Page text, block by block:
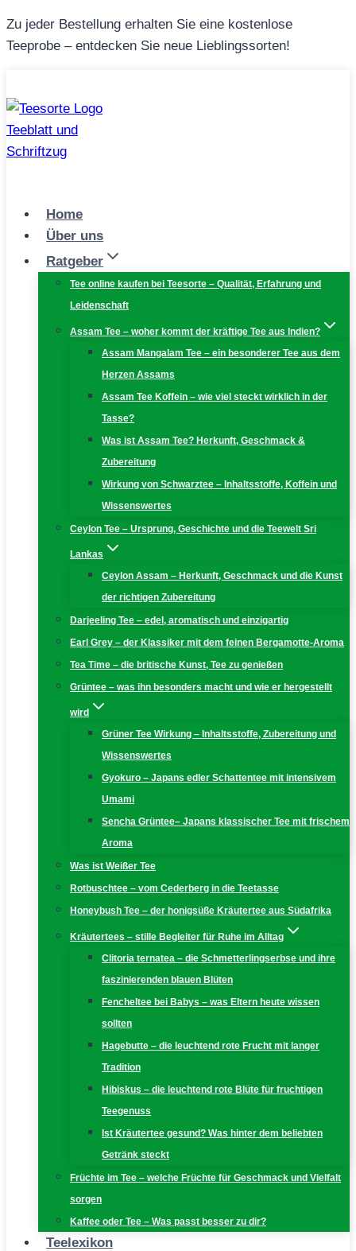
Zum
Inhalt
Zu jeder Bestellung erhalten Sie eine kostenlose
Teeprobe – entdecken Sie neue Lieblingssorten!
Home
Über uns
Ratgeber
Tee online kaufen bei Teesorte – Qualität, Erfahrung und
Leidenschaft
Assam Tee – woher kommt der kräftige Tee aus Indien?
Assam Mangalam Tee – ein besonderer Tee aus dem
Herzen Assams
Assam Tee Koffein – wie viel steckt wirklich in der
Tasse?
Was ist Assam Tee? Herkunft, Geschmack &
Zubereitung
Wirkung von Schwarztee – Inhaltsstoffe, Koffein und
Wissenswertes
Ceylon Tee – Ursprung, Geschichte und die Teewelt Sri
Lankas
Ceylon Assam – Herkunft, Geschmack und die Kunst
der richtigen Zubereitung
Darjeeling Tee – edel, aromatisch und einzigartig
Earl Grey – der Klassiker mit dem feinen Bergamotte-Aroma
Tea Time – die britische Kunst, Tee zu genießen
Grüntee – was ihn besonders macht und wie er hergestellt
wird
Grüner Tee Wirkung – Inhaltsstoffe, Zubereitung und
Wissenswertes
Gyokuro – Japans edler Schattentee mit intensivem
Umami
Sencha Grüntee– Japans klassischer Tee mit frischem
Aroma
Was ist Weißer Tee
Rotbuschtee – vom Cederberg in die Teetasse
Honeybush Tee – der honigsüße Kräutertee aus Südafrika
Kräutertees – stille Begleiter für Ruhe im Alltag
Clitoria ternatea – die Schmetterlingserbse und ihre
faszinierenden blauen Blüten
Fencheltee bei Babys – was Eltern heute wissen
sollten
Hagebutte – die leuchtend rote Frucht mit langer
Tradition
Hibiskus – die leuchtend rote Blüte für fruchtigen
Teegenuss
Ist Kräutertee gesund? Was hinter dem beliebten
Getränk steckt
Früchte im Tee – welche Früchte für Geschmack und Vielfalt
sorgen
Kaffee oder Tee – Was passt besser zu dir?
Teelexikon